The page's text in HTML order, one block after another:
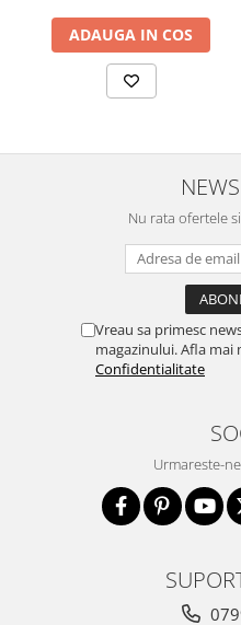
ADAUGA IN COS
Nu rata ofertele
Vreau sa primesc
magazinului. Afla mai
Confidentialitate
Urmareste-